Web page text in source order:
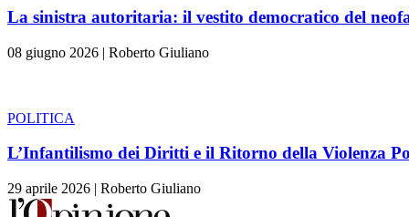
La sinistra autoritaria: il vestito democratico del
08 giugno 2026 | Roberto Giuliano
POLITICA
L’Infantilismo dei Diritti e il Ritorno della Violenza
29 aprile 2026 | Roberto Giuliano